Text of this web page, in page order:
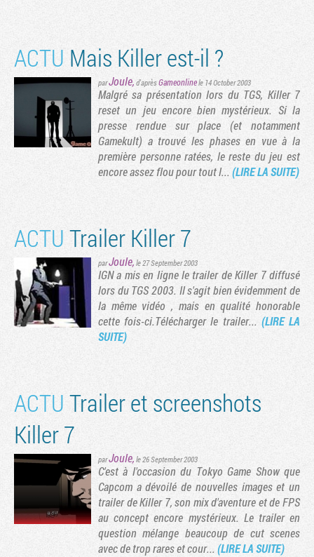
ACTU Mais Killer est-il ?
parJoule, d'aprèsGameonlinele 14 October 2003
Malgré sa présentation lors du TGS, Killer 7
reset un jeu encore bien mystérieux. Si la
presse rendue sur place (et notamment
Gamekult) a trouvé les phases en vue à la
première personne ratées, le reste du jeu est
encore assez flou pour tout l... (LIRE LA SUITE)
ACTU Trailer Killer 7
parJoule, le 27 September 2003
IGN a mis en ligne le trailer de Killer 7 diffusé
lors du TGS 2003. Il s'agit bien évidemment de
la même vidéo , mais en qualité honorable
cette fois-ci.Télécharger le trailer... (LIRE LA
SUITE)
ACTU Trailer et screenshots
Killer 7
parJoule, le 26 September 2003
C'est à l'occasion du Tokyo Game Show que
Capcom a dévoilé de nouvelles images et un
trailer de Killer 7, son mix d'aventure et de FPS
au concept encore mystérieux. Le trailer en
question mélange beaucoup de cut scenes
avec de trop rares et cour... (LIRE LA SUITE)